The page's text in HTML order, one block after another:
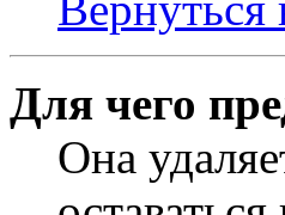
Для чего
Она